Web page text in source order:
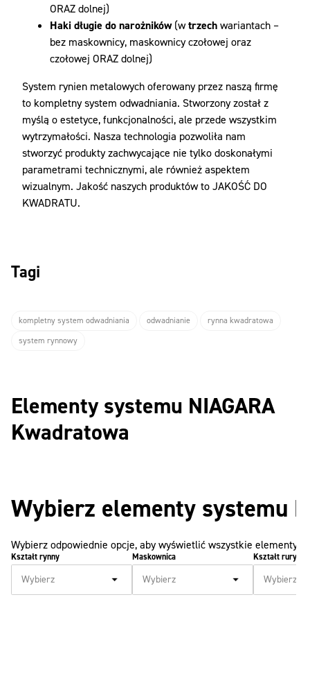
ORAZ dolnej)
Haki długie do narożników(wtrzechwariantach –
bez maskownicy, maskownicy czołowej oraz
czołowej ORAZ dolnej)
System rynien metalowych oferowany przez naszą firmę
to kompletny system odwadniania. Stworzony został z
myślą o estetyce, funkcjonalności, ale przede wszystkim
wytrzymałości. Nasza technologia pozwoliła nam
stworzyć produkty zachwycające nie tylko doskonałymi
parametrami technicznymi, ale również aspektem
wizualnym. Jakość naszych produktów to JAKOŚĆ DO
KWADRATU.
Tagi
kompletny system odwadniania odwadnianie
rynna kwadratowa
system rynnowy
Elementy systemu NIAGARA
Kwadratowa